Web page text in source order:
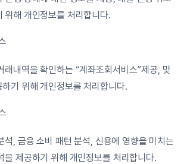
위해 개인정보를 처리합니다.
래내역을 확인하는 “계좌조회서비스”제공, 맞
기 위해 개인정보를 처리합니다.
석, 금융 소비 패턴 분석, 신용에 영향을 미치는
을 제공하기 위해 개인정보를 처리합니다.